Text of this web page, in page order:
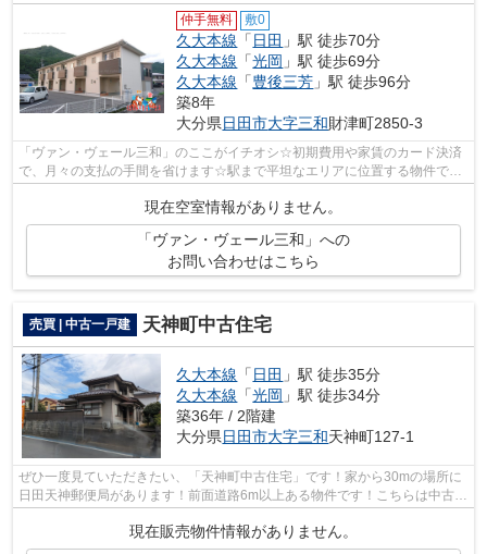
仲手無料 敷0
久大本線 「 日田 」駅 徒歩70分
久大本線 「光岡 」駅 徒歩69分
久大本線 「豊後三芳 」駅 徒歩96分
築8年
大分県日田市大字三和財津町2850-3
「ヴァン・ヴェール三和」のここがイチオシ☆初期費用や家賃のカード決済
で、月々の支払の手間を省けます☆駅まで平坦なエリアに位置する物件で気
現在空室情報がありません。
「ヴァン・ヴェール三和」への
お問い合わせはこちら
売買 | 中古一戸建 天神町中古住宅
久大本線 「 日田 」駅 徒歩35分
久大本線 「光岡 」駅 徒歩34分
築36年 / 2階建
大分県日田市大字三和天神町127-1
ぜひ一度見ていただきたい、「天神町中古住宅」です！家から30mの場所に
日田天神郵便局があります！前面道路6m以上ある物件です！こちらは中古一
現在販売物件情報がありません。